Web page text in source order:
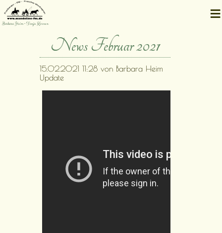
Barbara Heim • Tanja Kernen ≡
News Februar 2021
15.02.2021 11:28 von Barbara Heim
Update